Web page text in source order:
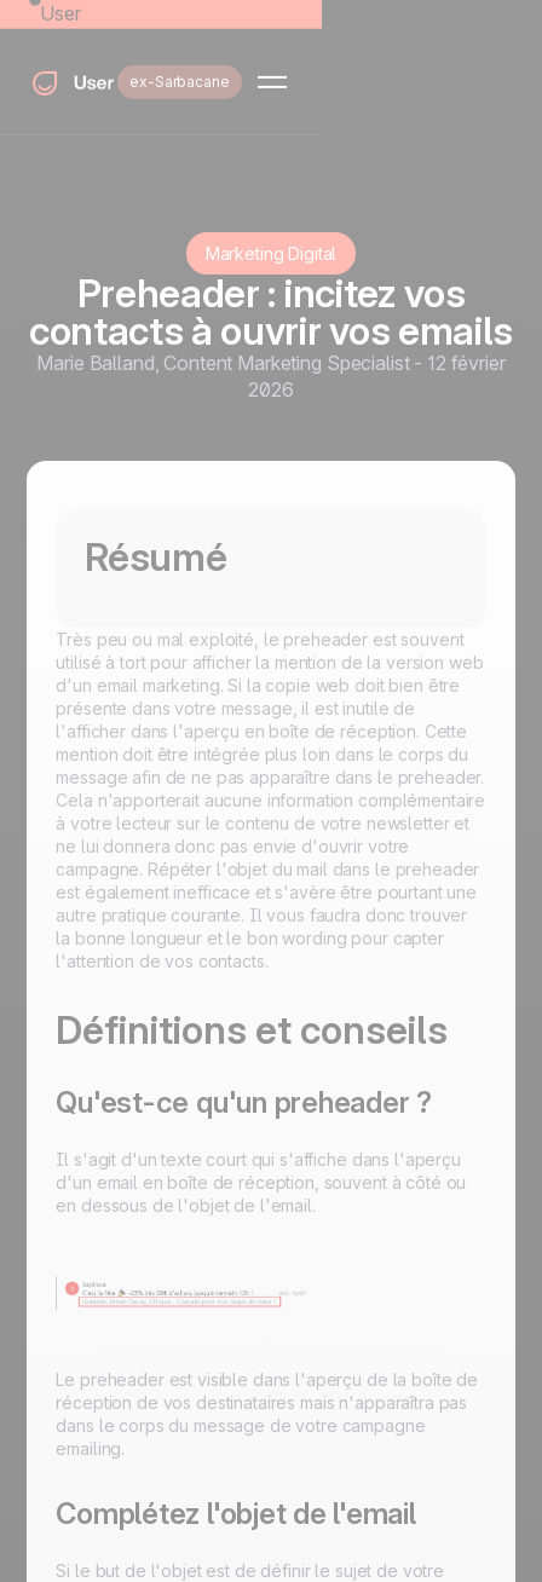
User
ex-Sarbacane
Marketing Digital
Preheader : incitez vos
contacts à ouvrir vos emails
Marie Balland, Content Marketing Specialist- 12 février
2026
Résumé
Très peu ou mal exploité, le preheader est souvent
utilisé à tort pour afficher la mention de la version web
d'un email marketing. Si la copie web doit bien être
présente dans votre message, il est inutile de
l'afficher dans l'aperçu en boîte de réception. Cette
mention doit être intégrée plus loin dans le corps du
message afin de ne pas apparaître dans le preheader.
Cela n'apporterait aucune information complémentaire
à votre lecteur sur le contenu de votre newsletter et
ne lui donnera donc pas envie d'ouvrir votre
campagne. Répéter l'objet du mail dans le preheader
est également inefficace et s'avère être pourtant une
autre pratique courante. Il vous faudra donc trouver
la bonne longueur et le bon wording pour capter
l'attention de vos contacts.
Définitions et conseils
Qu'est-ce qu'un preheader ?
Il s'agit d'un texte court qui s'affiche dans l'aperçu
d'un email en boîte de réception, souvent à côté ou
en dessous de l'objet de l'email.
Le preheader est visible dans l'aperçu de la boîte de
réception de vos destinataires mais n'apparaîtra pas
dans le corps du message de votre campagne
emailing.
Complétez l'objet de l'email
Si le but de l'objet est de définir le sujet de votre